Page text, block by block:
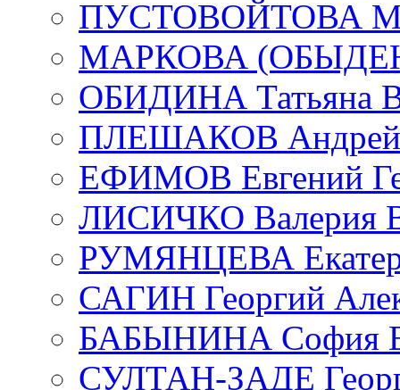
ПУСТОВОЙТОВА
МАРКОВА
ОБИДИНА Татьяна
ПЛЕШАКОВ Андрей
ЕФИМОВ Евгений
ЛИСИЧКО Валерия
РУМЯНЦЕВА
САГИН Георгий
БАБЫНИНА София
СУЛТАН-ЗАДЕ